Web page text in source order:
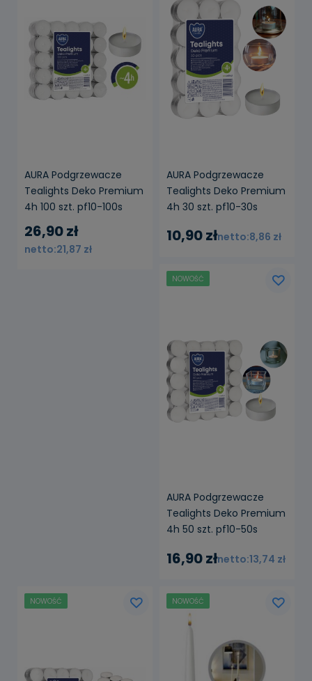
AURA Podgrzewacze
Tealights Deko Premium
4h 100 szt. pf10-100s
26,90 zł
21,87 zł
AURA Podgrzewacze
Tealights Deko Premium
4h 30 szt. pf10-30s
10,90 zł 8,86 zł
AURA Podgrzewacze
Tealights Deko Premium
4h 50 szt. pf10-50s
16,90 zł 13,74 zł
NOWOŚĆ
NOWOŚĆ NOWOŚĆ